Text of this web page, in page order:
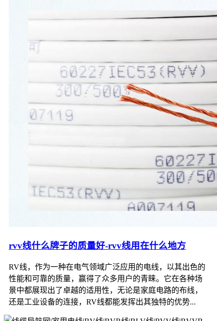
rvv线什么牌子的质量好-rvv线用在什么地方
RV线，作为一种在电气领域广泛应用的电线，以其出色的
性能和可靠的质量，赢得了众多用户的青睐。它在各种场
景中都展现出了卓越的适用性，无论是家庭电路的布线，
还是工业设备的连接，RV线都能发挥出其独特的优势...